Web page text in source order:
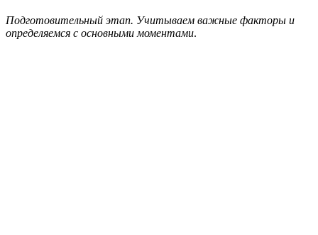
Подготовительный этап. Учитываем важные факторы и
определяемся с основными моментами.